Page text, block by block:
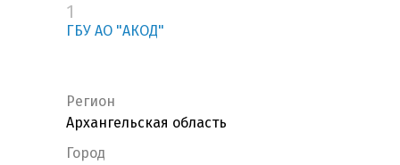
1
ГБУ АО "АКОД"
Регион
Архангельская область
Город